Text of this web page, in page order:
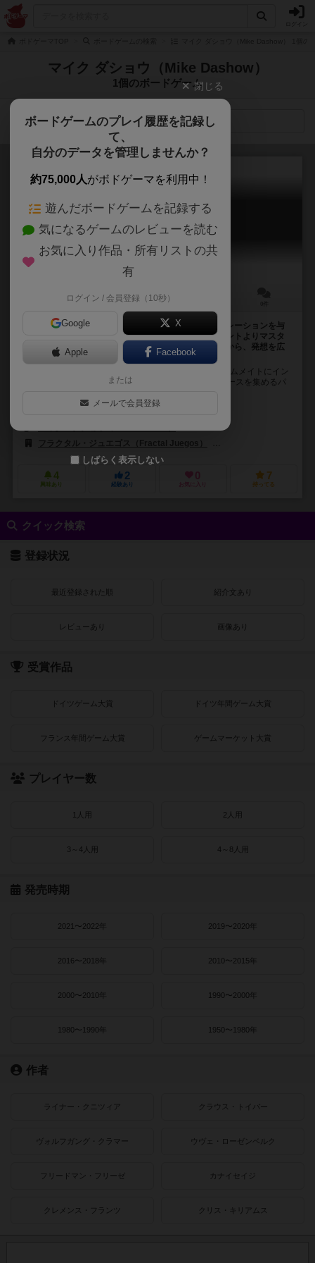
マイク ダショウ（Mike Dashow）
1個のボードゲーム
検索メニュー
ミューズ：覚醒
Muse: Awakenings
30分前後
「ミューズ：覚醒」は、秘密の手がかりからインスピレーションを与
えるゲームです。多彩なイラストカードの中から、ヒントよりマスタ
ーピースカードを選びます。様々なイラストのカードから、発想を広
げましょう。
「ミューズ：覚醒」は、秘密の手がかりを使ってチームメイトにイン
スピレーションを与え、いち早く12点分のマスターピースを集めるパ
アポライン・エティエンヌ（
4
興味あり
2
経験あり
0
お気に入り
7
持ってる
クイック検索
登録状況
最近登録された順 紹介文あり
レビューあり 画像あり
受賞作品
ドイツゲーム大賞 ドイツ年間ゲーム大賞
フランス年間ゲーム大賞 ゲームマーケット大賞
プレイヤー数
1人用 2人用
3～4人用 4～8人用
発売時期
2021〜2022年 2019〜2020年
2016〜2018年 2010〜2015年
2000〜2010年 1990〜2000年
1980〜1990年 1950〜1980年
作者
ライナー・クニツィア クラウス・トイバー
ヴォルフガング・クラマー ウヴェ・ローゼンベルク
フリードマン・フリーゼ カナイセイジ
クレメンス・フランツ クリス・キリアムス
閉じる
ボードゲームのプレイ履歴を記録し
て、
自分のデータを管理しませんか？
約75,000人がボドゲーマを利用中！
遊んだボードゲームを記録する
気になるゲームのレビューを読む
お気に入り作品・所有リストの共
有
ログイン / 会員登録（10秒）
Google X
Apple Facebook
または
メールで会員登録
しばらく表示しない